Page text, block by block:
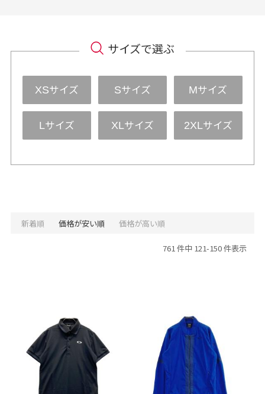
サイズで選ぶ
XSサイズ Sサイズ Mサイズ
Lサイズ XLサイズ 2XLサイズ
新着順 価格が安い順 価格が高い順
761 件中 121-150 件表示